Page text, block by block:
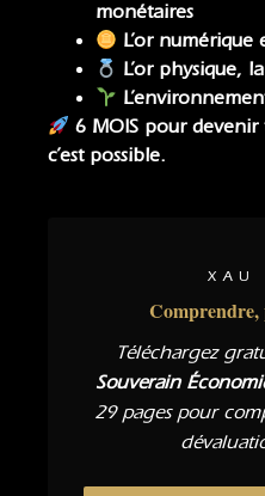
monétaires
L’or
L’or physique,
6 MOIS pour
c’est possible.
XAU
Téléchargez
Souverain
29 pages pour